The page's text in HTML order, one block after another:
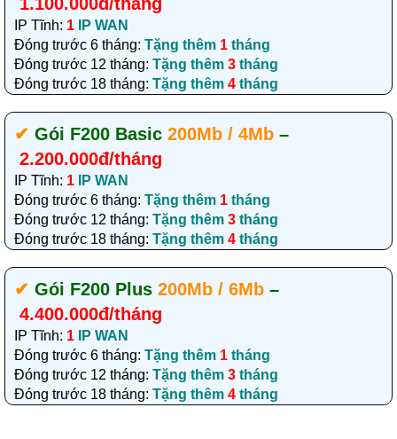
IP Tĩnh: 1 IP WAN
Đóng trước 6 tháng: Tặng thêm 1 tháng
Đóng trước 12 tháng: Tặng thêm 3 tháng
Đóng trước 18 tháng: Tặng thêm 4 tháng
✔‎ Gói F200 Basic 200Mb / 4Mb –
2.200.000đ/tháng
IP Tĩnh: 1 IP WAN
Đóng trước 6 tháng: Tặng thêm 1 tháng
Đóng trước 12 tháng: Tặng thêm 3 tháng
Đóng trước 18 tháng: Tặng thêm 4 tháng
✔‎ Gói F200 Plus 200Mb / 6Mb –
4.400.000đ/tháng
IP Tĩnh: 1 IP WAN
Đóng trước 6 tháng: Tặng thêm 1 tháng
Đóng trước 12 tháng: Tặng thêm 3 tháng
Đóng trước 18 tháng: Tặng thêm 4 tháng